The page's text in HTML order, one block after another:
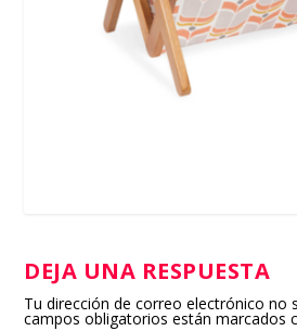
DEJA UNA RESPUESTA
Tu dirección de correo electrónico no
campos obligatorios están marcados